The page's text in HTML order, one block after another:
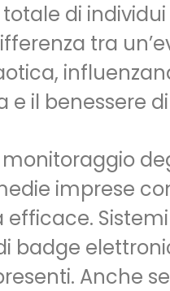
di
tra
e il benessere
imprese
badge
Anche